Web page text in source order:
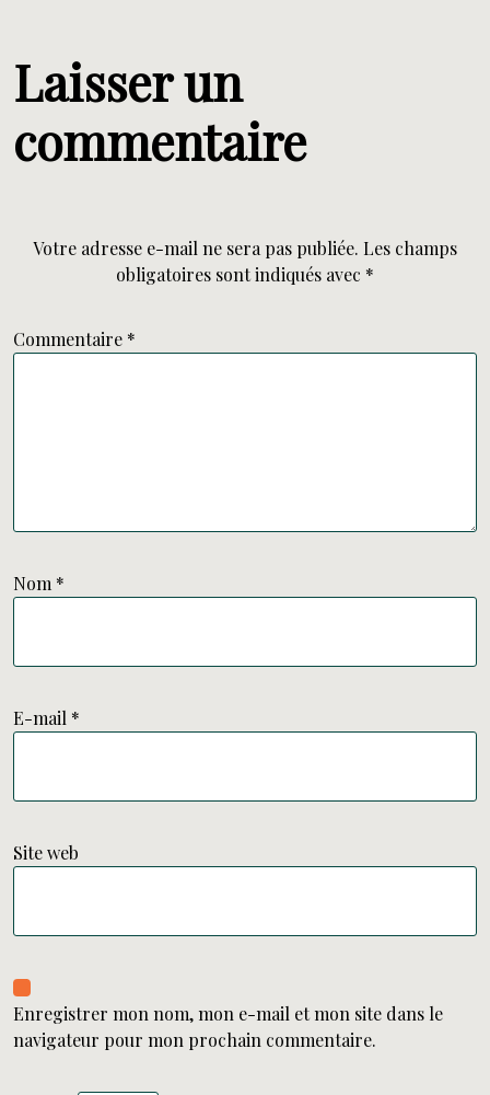
Laisser un
commentaire
Votre adresse e-mail ne sera pas publiée. Les champs
obligatoires sont indiqués avec *
Commentaire *
Nom *
E-mail *
Site web
Enregistrer mon nom, mon e-mail et mon site dans le
navigateur pour mon prochain commentaire.